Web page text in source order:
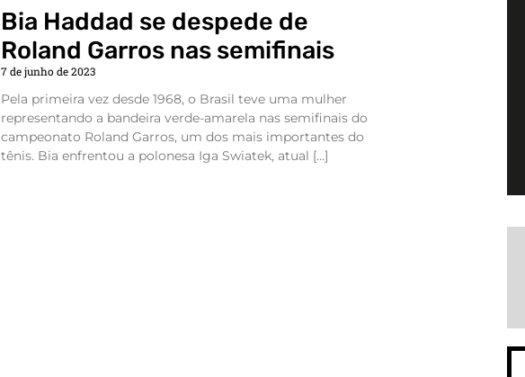
Bia Haddad se despede de
Roland Garros nas semifinais
7 de junho de 2023
Pela primeira vez desde 1968, o Brasil teve uma mulher
representando a bandeira verde-amarela nas semifinais do
campeonato Roland Garros, um dos mais importantes do
tênis. Bia enfrentou a polonesa Iga Swiatek, atual […]